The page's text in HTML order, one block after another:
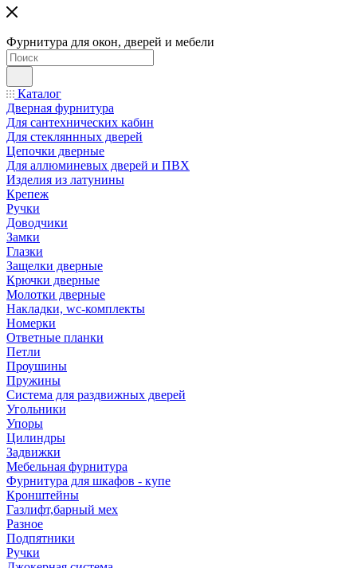
Фурнитура для окон, дверей и мебели
Каталог
Дверная фурнитура
Для сантехнических кабин
Для стекляннных дверей
Цепочки дверные
Для аллюминевых дверей и ПВХ
Изделия из латунины
Крепеж
Ручки
Доводчики
Замки
Глазки
Защелки дверные
Крючки дверные
Молотки дверные
Накладки, wc-комплекты
Номерки
Ответные планки
Петли
Проушины
Пружины
Система для раздвижных дверей
Угольники
Упоры
Цилиндры
Задвижки
Мебельная фурнитура
Фурнитура для шкафов - купе
Кронштейны
Газлифт,барный мех
Разное
Подпятники
Ручки